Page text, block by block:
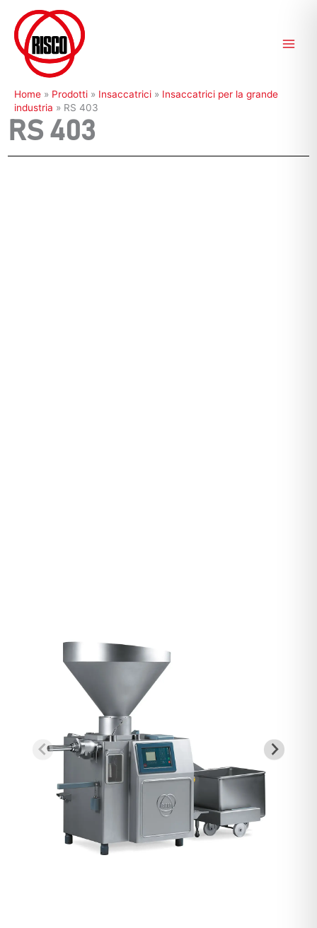
contenuto
Home » Prodotti » Insaccatrici » Insaccatrici per la grande
industria » RS 403
RS 403